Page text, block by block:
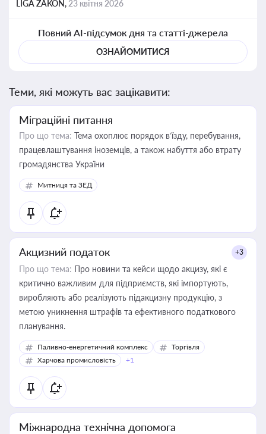
LIGA ZAKON, 23 квітня 2026
Повний AI-підсумок дня та статті-джерела
ОЗНАЙОМИТИСЯ
Теми, які можуть вас зацікавити:
Міграційні питання
Про що тема: Тема охоплює порядок в’їзду, перебування,
працевлаштування іноземців, а також набуття або втрату
громадянства України
Митниця та ЗЕД
Акцизний податок +3
Про що тема: Про новини та кейси щодо акцизу, які є
критично важливим для підприємств, які імпортують,
виробляють або реалізують підакцизну продукцію, з
метою уникнення штрафів та ефективного податкового
планування.
Паливно-енергетичний комплекс
Торгівля
Харчова промисловість
+1
Міжнародна технічна допомога